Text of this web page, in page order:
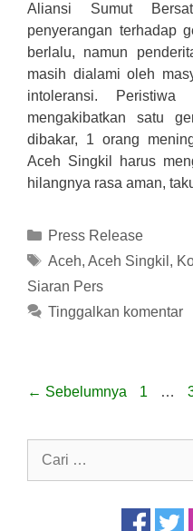
Aliansi Sumut
penyerangan terhadap
berlalu, namun
masih dialami oleh
intoleransi.
mengakibatkan satu
dibakar, 1 orang
Aceh Singkil harus
hilangnya rasa aman,
Kategori
Press Release
Tag
Aceh, Aceh Singkil ,
Siaran Pers
Tinggalkan komentar
← Sebelumnya 1 …
Cari